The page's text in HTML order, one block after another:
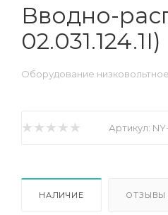
Вводно-
02.031.124.1I)
Оборудование низковольтное
Артикул:
НАЛИЧИЕ ОТЗЫВЫ